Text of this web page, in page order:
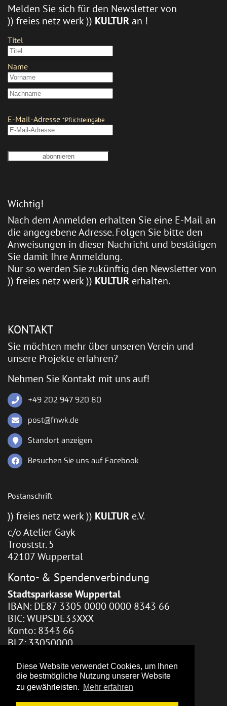
Diese Website verwendet Cookies, um Ihnen
die bestmögliche Nutzung unserer Website
zu gewährleisten. Mehr erfahren
Melden Sie sich für den Newsletter von
)) freies netz werk )) KULTURan !
Wichtig!
Nach dem Anmelden erhalten Sie eine E-Mail an
die angegebene Adresse. Folgen Sie bitte den
Anweisungen in dieser Nachricht und bestätigen
Sie damit Ihre Anmeldung.
Nur so werden Sie zukünftig den Newsletter von
)) freies netz werk )) KULTUR erhalten.
KONTAKT
Sie möchten mehr über unseren Verein und
unsere Projekte erfahren?
Nehmen Sie Kontakt mit uns auf!
+49 202 947 920 80
post@fnwk.de
Standort anzeigen
Besuchen Sie uns auf Facebook
Postanschrift
)) freies netz werk )) KULTUR e.V.
c/o Atelier Gayk
Trooststr. 5
42107 Wuppertal
Konto- & Spendenverbindung
Stadtsparkasse Wuppertal
IBAN: DE87 3305 0000 0000 8343 66
BIC: WUPSDE33XXX
Konto: 8343 66
BLZ: 33050000
Webhosting / Redaktion
Zara Gayk